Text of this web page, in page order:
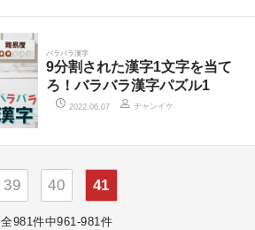
バラバラ漢字
9分割された漢字1文字を当て
ろ！バラバラ漢字パズル1
2022.06.07 チャンイケ
39 40 41
全981件中961-981件